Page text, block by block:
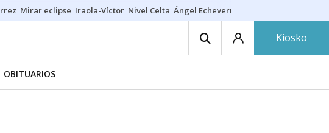
Mirar eclipse Iraola-Víctor Nivel Celta Ángel Echeverría
Kiosko
OBITUARIOS